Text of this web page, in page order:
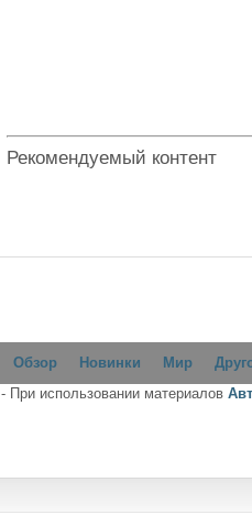
Рекомендуемый контент
Обзор Новинки Мир
- При использовании материалов